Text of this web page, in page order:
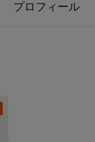
プロフィール